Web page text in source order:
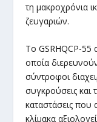
τη μακροχρόνια
ζευγαριών.
Το GSRHQCP-55
οποία
σύντροφοι
συγκρούσεις και
καταστάσεις
κλίμακα